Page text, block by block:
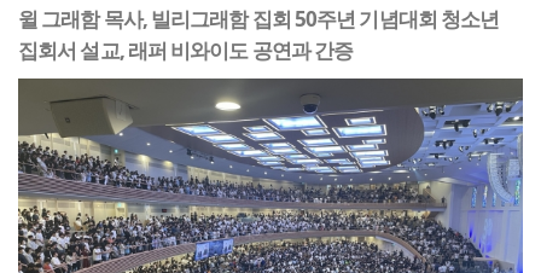
윌 그래함 목사, 빌리그래함 집회 50주년 기념대회 청소년
집회서 설교, 래퍼 비와이도 공연과 간증